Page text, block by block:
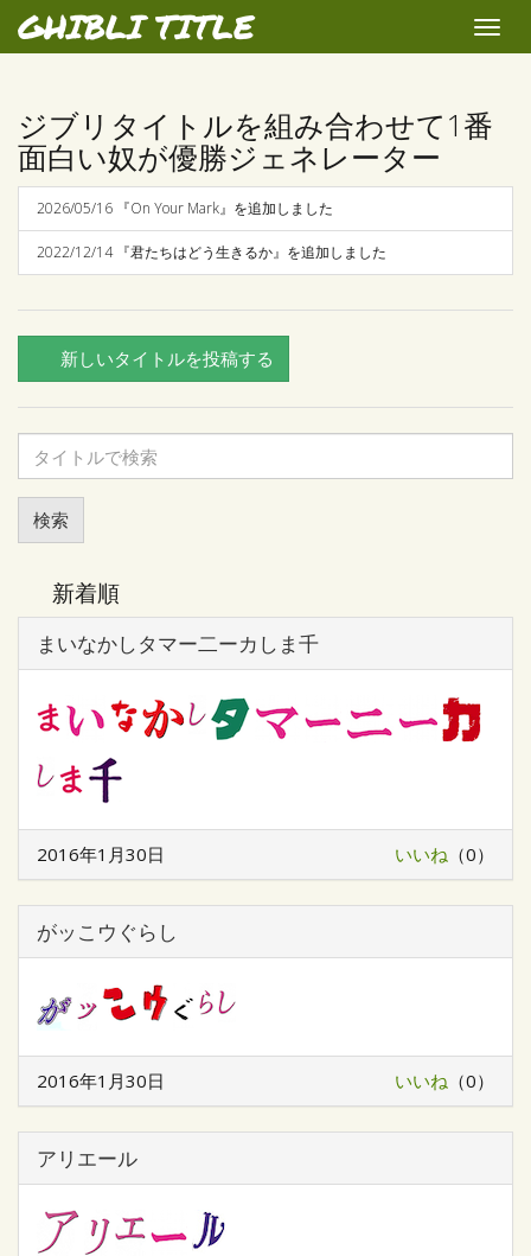
GHIBLI TITLE
Toggle
ジブリタイトルを組み合わせて1番
面白い奴が優勝ジェネレーター
2026/05/16 『On Your Mark』を追加しました
2022/12/14 『君たちはどう生きるか』を追加しました
新しいタイトルを投稿する
タ
ト
ル
新着順
まいなかしタマー二ーカしま千
2016年1月30日 （0）
いいね
がッこウぐらし
2016年1月30日 （0）
いいね
アリエール